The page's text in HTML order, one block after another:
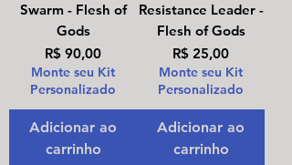
Swarm - Flesh of
Gods
Preço
R$ 90,00
Monte seu Kit
Personalizado
Adicionar ao
carrinho
Resistance Leader -
Flesh of Gods
Preço
R$ 25,00
Monte seu Kit
Personalizado
Adicionar ao
carrinho